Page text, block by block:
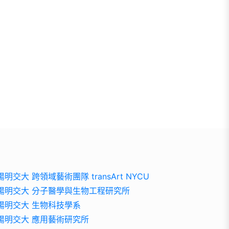
明交大 跨領域藝術團隊 transArt NYCU
明交大 分子醫學與生物工程研究所
明交大 生物科技學系
明交大 應用藝術研究所